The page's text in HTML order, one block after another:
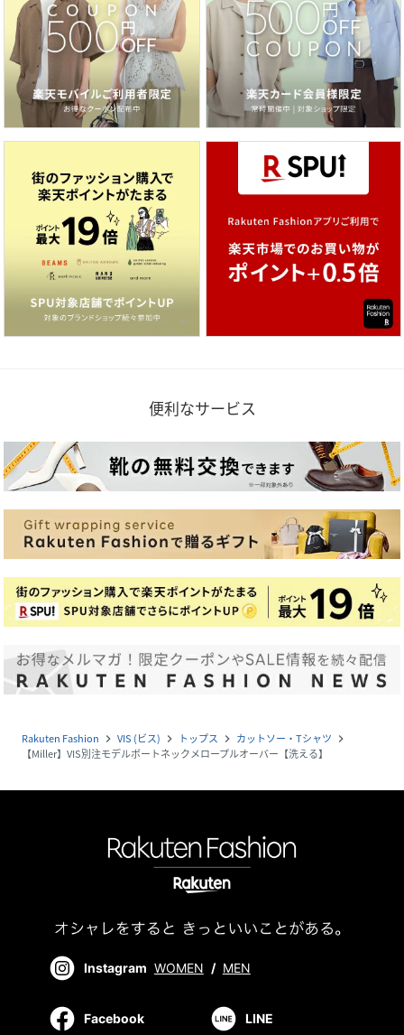
便利なサービス
Rakuten Fashion navigate_next VIS (ビス) navigate_next トップス navigate_next カットソー・Tシャツ navigate_next
【Miller】VIS別注モデルボートネックメロープルオーバー【洗える】
Instagram WOMEN / MEN
Facebook LINE